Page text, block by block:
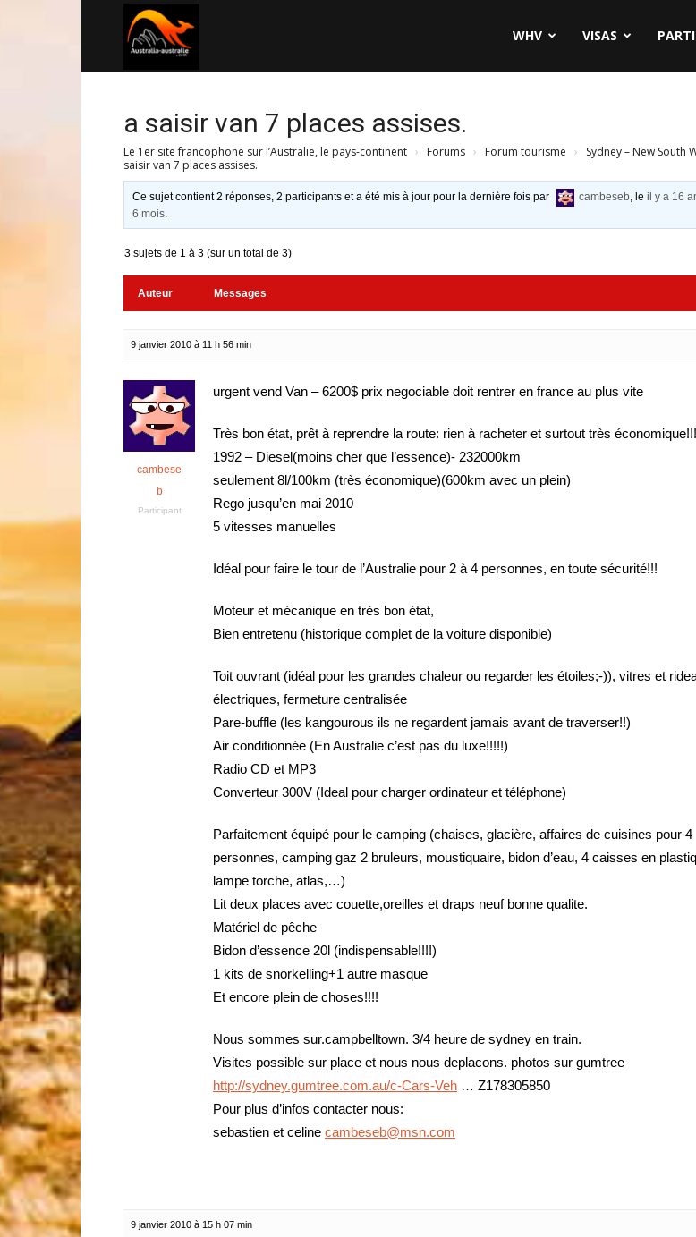
WHV VISAS
a saisir van 7 places assises.
Le 1er site francophone sur l’Australie, le pays-continent › Forums › Forum tourisme › Sydney – New South
saisir van 7 places assises.
Ce sujet contient 2 réponses, 2 participants et a été mis à jour pour la dernière fois par cambeseb, leil y a 16
6 mois.
3 sujets de 1 à 3 (sur un total de 3)
Auteur Messages
9 janvier 2010 à 11 h 56 min
cambese
b
Participant
urgent vend Van – 6200$ prix negociable doit rentrer en france au plus vite
Très bon état, prêt à reprendre la route: rien à racheter et surtout très économique!!!
1992 – Diesel(moins cher que l’essence)- 232000km
seulement 8l/100km (très économique)(600km avec un plein)
Rego jusqu’en mai 2010
5 vitesses manuelles
Idéal pour faire le tour de l’Australie pour 2 à 4 personnes, en toute sécurité!!!
Moteur et mécanique en très bon état,
Bien entretenu (historique complet de la voiture disponible)
Toit ouvrant (idéal pour les grandes chaleur ou regarder les étoiles;-)), vitres et
électriques, fermeture centralisée
Pare-buffle (les kangourous ils ne regardent jamais avant de traverser!!)
Air conditionnée (En Australie c’est pas du luxe!!!!!)
Radio CD et MP3
Converteur 300V (Ideal pour charger ordinateur et téléphone)
Parfaitement équipé pour le camping (chaises, glacière, affaires de cuisines pour 4
personnes, camping gaz 2 bruleurs, moustiquaire, bidon d’eau, 4 caisses en
lampe torche, atlas,…)
Lit deux places avec couette,oreilles et draps neuf bonne qualite.
Matériel de pêche
Bidon d’essence 20l (indispensable!!!!)
1 kits de snorkelling+1 autre masque
Et encore plein de choses!!!!
Nous sommes sur.campbelltown. 3/4 heure de sydney en train.
Visites possible sur place et nous nous deplacons. photos sur gumtree
http://sydney.gumtree.com.au/c-Cars-Veh … Z178305850
Pour plus d’infos contacter nous:
sebastien et celine cambeseb@msn.com
9 janvier 2010 à 15 h 07 min